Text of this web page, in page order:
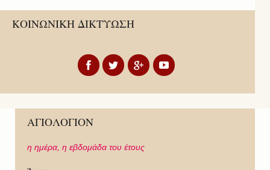
ΚΟΙΝΩΝΙΚΗ ΔΙΚΤΥΩΣΗ
ΑΓΙΟΛΟΓΙΟΝ
η ημέρα, η εβδομάδα του έτους